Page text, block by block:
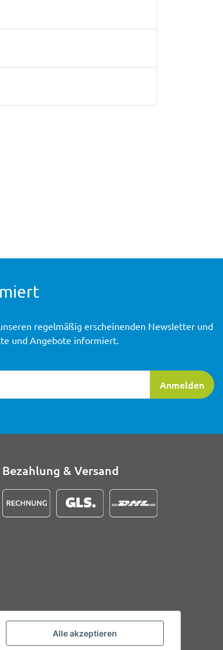
Alle akzeptieren
Anmelden
regelmäßig erscheinenden Newsletter und
und Angebote informiert.
Bezahlung & Versand